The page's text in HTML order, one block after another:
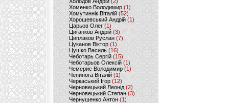
Хоменко Володимир (1)
Хомутиннік Віталій (52)
Хорошевський Андрій (1)
Царьов Олег (1)
Циганков Андрій (3)
Циплаков Руслан(7)
Цуканов Віктор (1)
Цушко Василь (16)
Чеботарь Сергій (15)
Чеботарьов Олексій (1)
Чемерис Володимир (1)
Чепинога Віталій (1)
Черкаський Ігор (12)
Черновецький Леонід(2)
Черновецький Степан (3)
Чернушенко Антон (1)